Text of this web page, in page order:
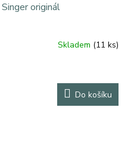
originál
Skladem (11 ks)
Do košíku